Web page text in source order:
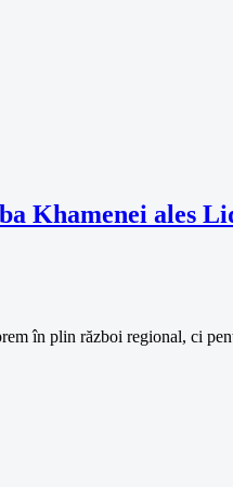
Khamenei ales
în plin război regional, ci